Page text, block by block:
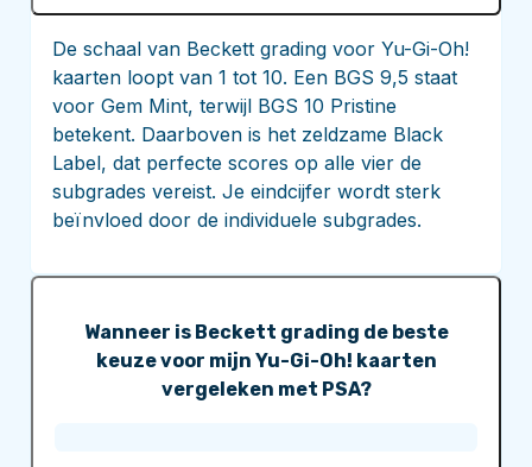
De schaal van Beckett grading voor Yu-Gi-Oh!
kaarten loopt van 1 tot 10. Een BGS 9,5 staat
voor Gem Mint, terwijl BGS 10 Pristine
betekent. Daarboven is het zeldzame Black
Label, dat perfecte scores op alle vier de
subgrades vereist. Je eindcijfer wordt sterk
beïnvloed door de individuele subgrades.
Wanneer is Beckett grading de beste
keuze voor mijn Yu-Gi-Oh! kaarten
vergeleken met PSA?